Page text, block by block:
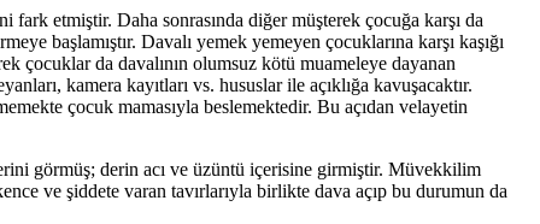
etmiştir. Daha sonrasında diğer müşterek çocuğa karşı da
başlamıştır. Davalı yemek yemeyen çocuklarına karşı kaşığı
çocuklar da davalının olumsuz kötü muameleye dayanan
kamera kayıtları vs. hususlar ile açıklığa kavuşacaktır.
çocuk mamasıyla beslemektedir. Bu açıdan velayetin
görmüş; derin acı ve üzüntü içerisine girmiştir. Müvekkilim
ve şiddete varan tavırlarıyla birlikte dava açıp bu durumun da